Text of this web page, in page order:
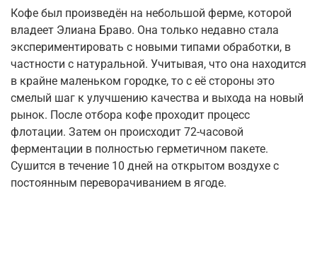
Кофе был произведён на небольшой ферме, которой
владеет Элиана Браво. Она только недавно стала
экспериментировать с новыми типами обработки, в
частности с натуральной. Учитывая, что она находится
в крайне маленьком городке, то с её стороны это
смелый шаг к улучшению качества и выхода на новый
рынок. После отбора кофе проходит процесс
флотации. Затем он происходит 72-часовой
ферментации в полностью герметичном пакете.
Сушится в течение 10 дней на открытом воздухе с
постоянным переворачиванием в ягоде.